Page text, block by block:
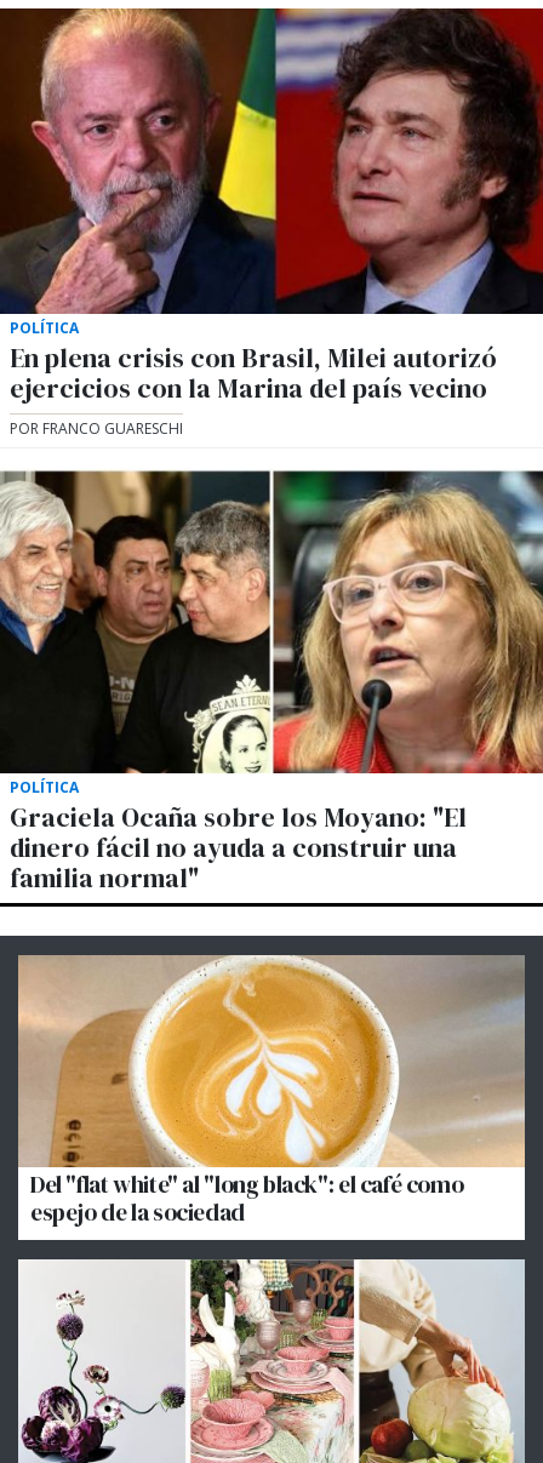
POLÍTICA
En plena crisis con Brasil, Milei autorizó
ejercicios con la Marina del país vecino
POR FRANCO GUARESCHI
POLÍTICA
Graciela Ocaña sobre los Moyano: "El
dinero fácil no ayuda a construir una
familia normal"
Del "flat white" al "long black": el café como
espejo de la sociedad